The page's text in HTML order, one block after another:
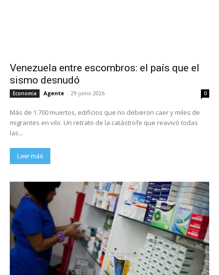
Venezuela entre escombros: el país que el
sismo desnudó
Economia Agente - 29 junio 2026 0
Más de 1.700 muertos, edificios que no debieron caer y miles de
migrantes en vilo. Un retrato de la catástrofe que reavivó todas
las...
Leer más